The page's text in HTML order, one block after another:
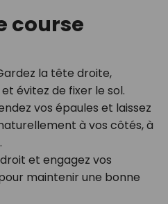
course
la tête droite,
évitez de fixer le sol.
vos épaules et laissez
à vos côtés, à
et engagez vos
maintenir une bonne